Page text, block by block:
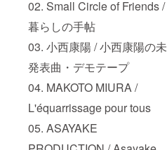
02. Small Circle of Friends /
暮らしの手帖
03. 小西康陽 / 小西康陽の未
発表曲・デモテープ
04. MAKOTO MIURA /
L'équarrissage pour tous
05. ASAYAKE